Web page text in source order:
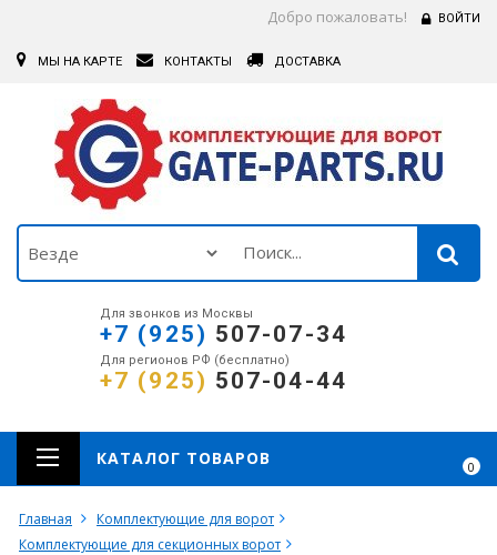
Добро пожаловать! ВОЙТИ
МЫ НА КАРТЕ КОНТАКТЫ ДОСТАВКА
Для звонков из Москвы
+7 (925) 507-07-34
Для регионов РФ (бесплатно)
+7 (925) 507-04-44
0
КАТАЛОГ ТОВАРОВ
Главная
Комплектующие для ворот
Комплектующие для секционных ворот